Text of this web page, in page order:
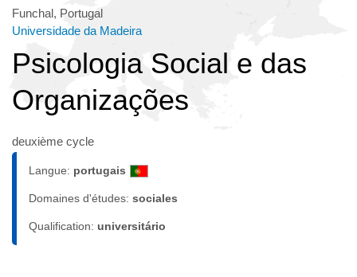
Funchal, Portugal
Universidade da Madeira
Psicologia Social e das
Organizações
deuxième cycle
Langue: portugais
Domaines d'études: sociales
Qualification: universitário